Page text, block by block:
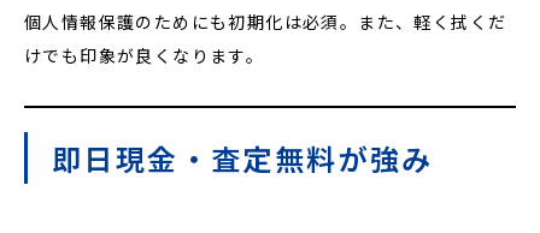
個人情報保護のためにも初期化は必須。また、軽く拭くだ
けでも印象が良くなります。
即日現金・査定無料が強み